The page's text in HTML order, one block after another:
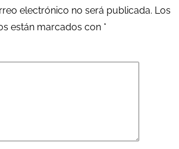
electrónico no será publicada. Los
están marcados con *